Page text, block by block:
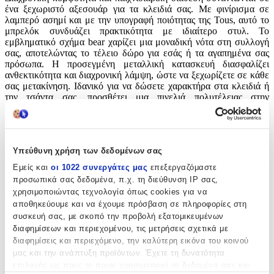
Υπεύθυνη χρήση των δεδομένων σας
Εμείς και οι 1022 συνεργάτες μας επεξεργαζόμαστε
προσωπικά σας δεδομένα, π.χ. τη διεύθυνση IP σας,
χρησιμοποιώντας τεχνολογία όπως cookies για να
αποθηκεύουμε και να έχουμε πρόσβαση σε πληροφορίες στη
συσκευή σας, με σκοπό την προβολή εξατομικευμένων
διαφημίσεων και περιεχομένου, τις μετρήσεις σχετικά με
διαφημίσεις και περιεχόμενο, την καλύτερη εικόνα του κοινού
μας και την ανάπτυξη προϊόντων. Έχετε τη δυνατότητα
ένα ξεχωριστό αξεσουάρ για τα κλειδιά σας. Με φινίρισμα σε
λαμπερό ασημί και με την υπογραφή ποιότητας της Tous, αυτό το
μπρελόκ συνδυάζει πρακτικότητα με ιδιαίτερο στυλ. Το
εμβληματικό σχήμα bear χαρίζει μια μοναδική νότα στη συλλογή
σας, αποτελώντας το τέλειο δώρο για εσάς ή τα αγαπημένα σας
πρόσωπα. Η προσεγμένη μεταλλική κατασκευή διασφαλίζει
ανθεκτικότητα και διαχρονική λάμψη, ώστε να ξεχωρίζετε σε κάθε
σας μετακίνηση. Ιδανικό για να δώσετε χαρακτήρα στα κλειδιά ή
την τσάντα σας, προσθέτει μια πινελιά πολυτέλειας στην
καθημερινότητά σας.
Χαρακτηριστικά
Μπρελόκ
Υλικό:
Μεταλλικό
με Led: